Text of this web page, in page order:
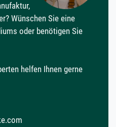
Wünschen Sie eine
oder benötigen Sie
helfen Ihnen gerne